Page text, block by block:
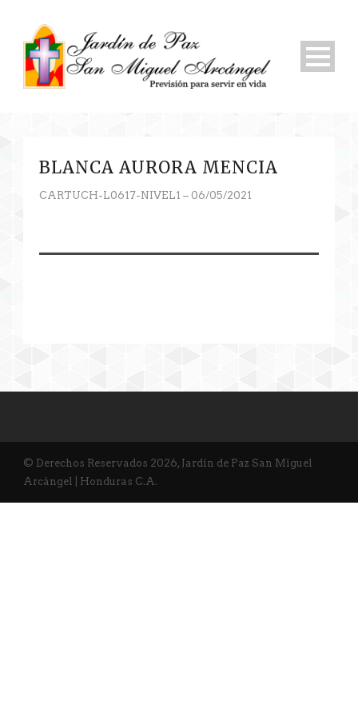
BLANCA AURORA MENCIA
CARTUCH-L0617-NIVEL1 – 06/05/2021
© Derechos Reservados 2026, Jardín de Paz San Miguel
Arcángel | Honduras C.A.